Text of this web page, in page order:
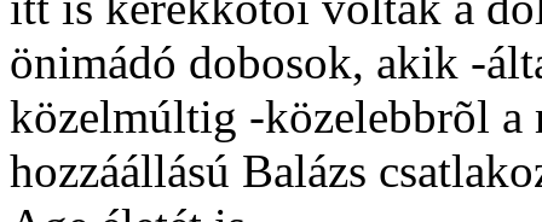
önimádó dobosok, akik -
közelmúltig -közelebbrõl
hozzáállású Balázs